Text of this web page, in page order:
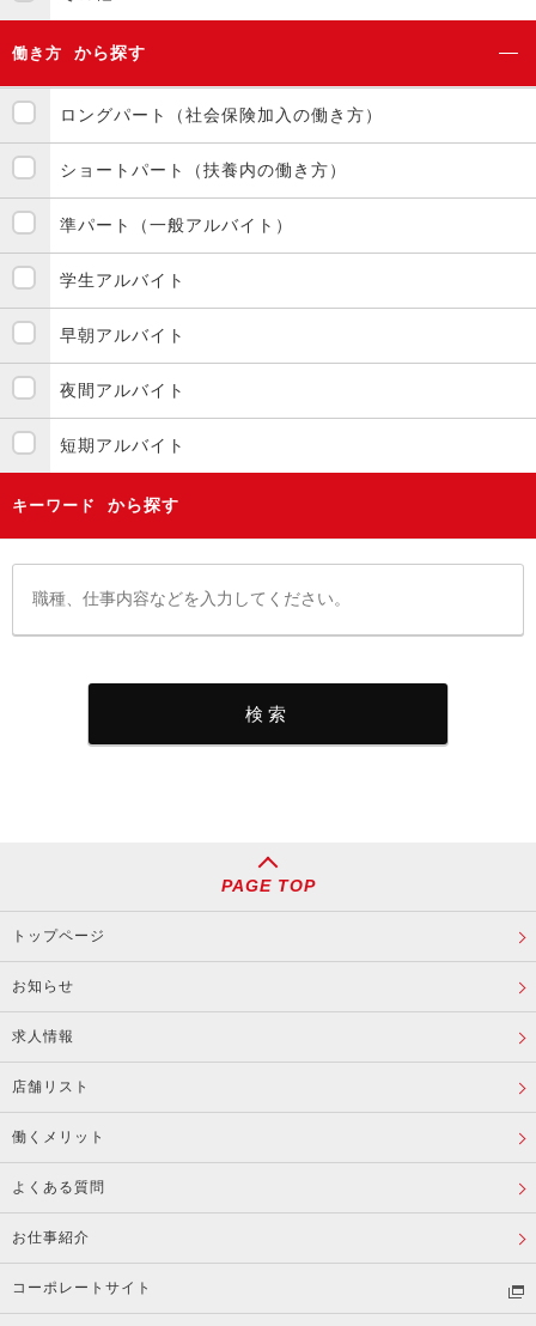
働き方 から探す
ロングパート（社会保険加入の働き方）
ショートパート（扶養内の働き方）
準パート（一般アルバイト）
学生アルバイト
早朝アルバイト
夜間アルバイト
短期アルバイト
キーワード から探す
PAGE TOP
トップページ
お知らせ
求人情報
店舗リスト
働くメリット
よくある質問
お仕事紹介
コーポレートサイト